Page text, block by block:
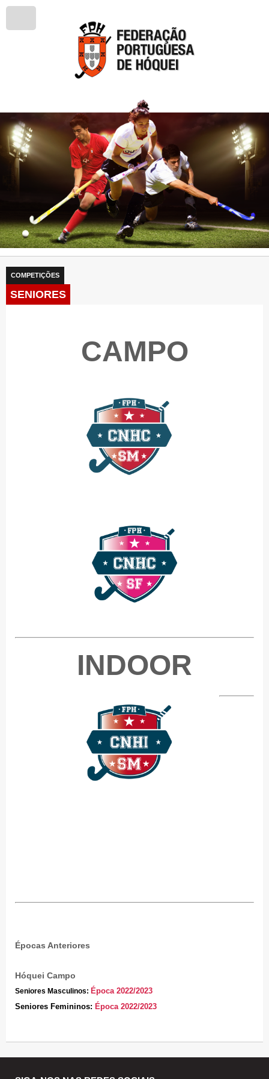
COMPETIÇÕES
SENIORES
CAMPO
​INDOOR
Épocas Anteriores
Hóquei Campo
Seniores Masculinos: Época 2022/2023
Seniores Femininos: Época 2022/2023